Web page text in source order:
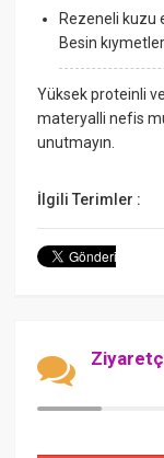
Rezeneli kuzu
Besin
Yüksek proteinli
materyalli nefis
unutmayın.
İlgili Terimler :